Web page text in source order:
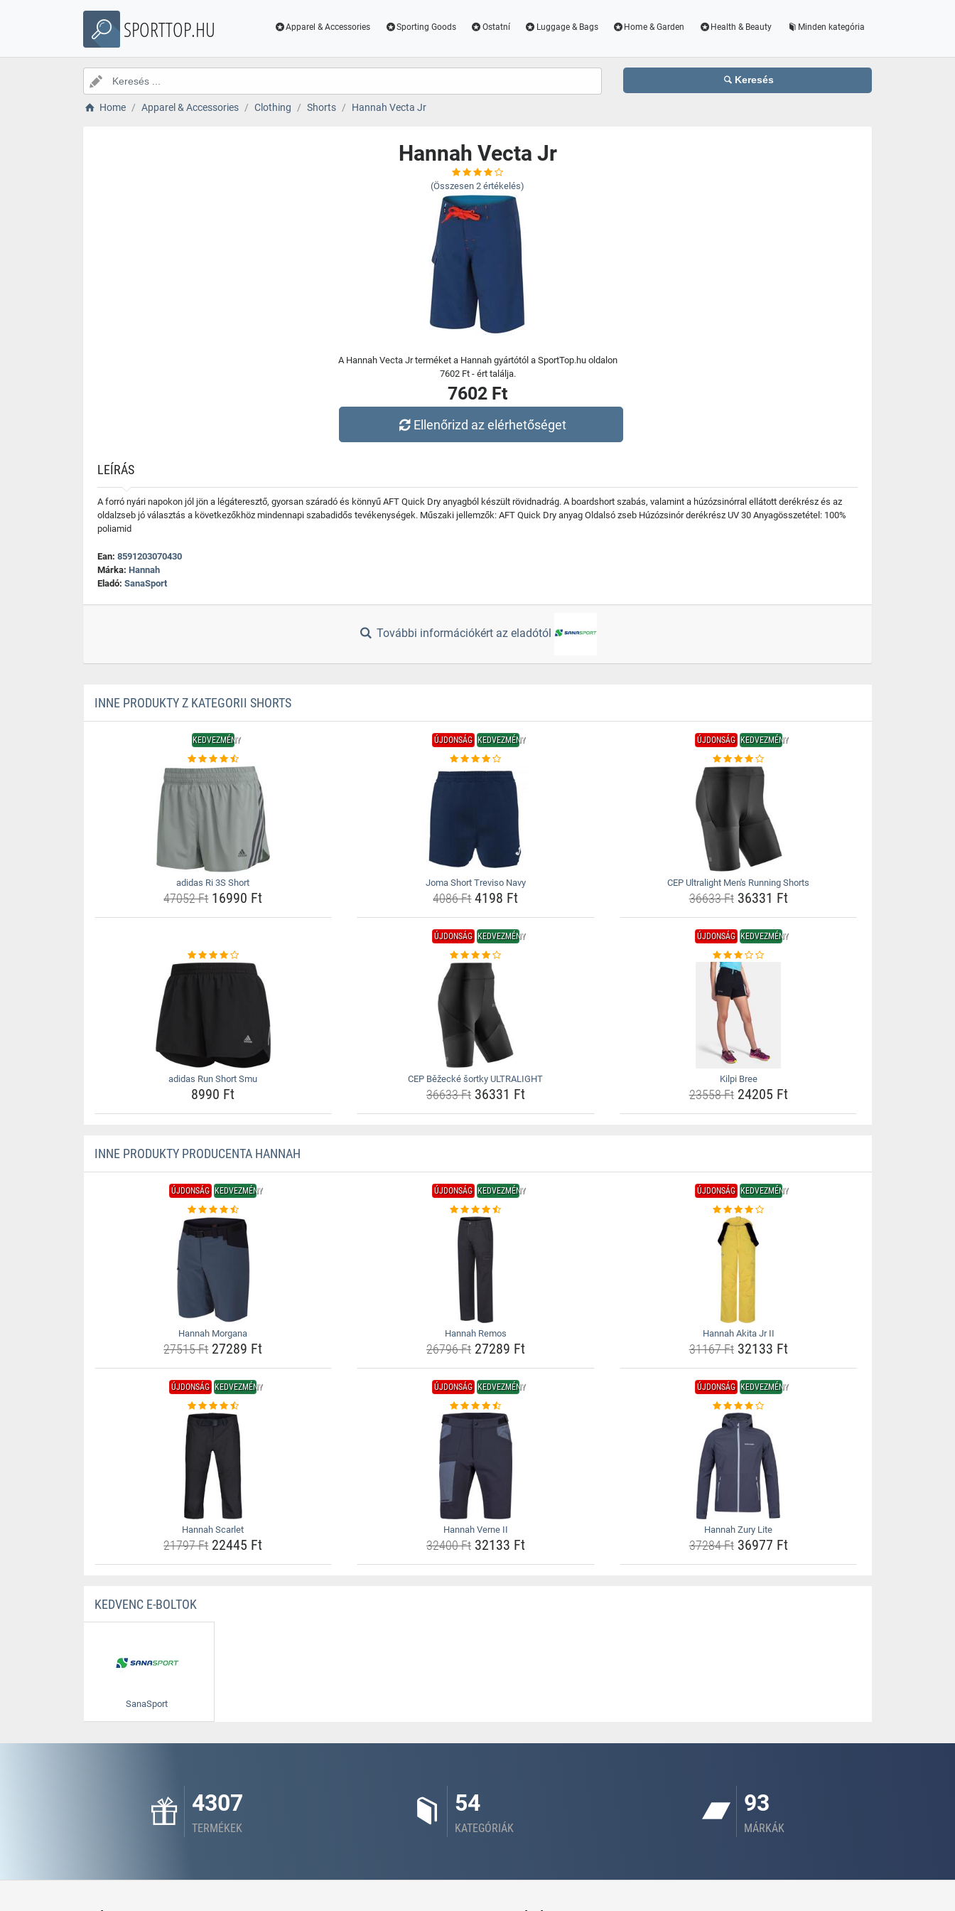
SPORTTOP.HU Apparel & Accessories Sporting Goods Ostatní Luggage & Bags Home & Garden Health & Beauty Minden kategória
Keresés
Home Apparel & Accessories Clothing Shorts Hannah Vecta Jr
Hannah Vecta Jr
(Összesen 2 értékelés)
A Hannah Vecta Jr terméket a Hannah gyártótól a SportTop.hu oldalon
7602 Ft - ért találja.
7602 Ft
Ellenőrizd az elérhetőséget
LEÍRÁS
A forró nyári napokon jól jön a légáteresztő, gyorsan száradó és könnyű AFT Quick Dry anyagból készült rövidnadrág. A boardshort szabás, valamint a húzózsinórral ellátott derékrész és az
oldalzseb jó választás a következőkhöz mindennapi szabadidős tevékenységek. Műszaki jellemzők: AFT Quick Dry anyag Oldalsó zseb Húzózsinór derékrész UV 30 Anyagösszetétel: 100%
poliamid
Ean: 8591203070430
Márka: Hannah
Eladó: SanaSport
További információkért az eladótól
INNE PRODUKTY Z KATEGORII SHORTS
KEDVEZMÉNY
adidas Ri 3S Short
47052 Ft16990 Ft
ÚJDONSÁG KEDVEZMÉNY
Joma Short Treviso Navy
4086 Ft4198 Ft
ÚJDONSÁG KEDVEZMÉNY
CEP Ultralight Men's Running Shorts
36633 Ft36331 Ft
adidas Run Short Smu
8990 Ft
ÚJDONSÁG KEDVEZMÉNY
CEP Běžecké šortky ULTRALIGHT
36633 Ft36331 Ft
ÚJDONSÁG KEDVEZMÉNY
Kilpi Bree
23558 Ft24205 Ft
INNE PRODUKTY PRODUCENTA HANNAH
ÚJDONSÁG KEDVEZMÉNY
Hannah Morgana
27515 Ft27289 Ft
ÚJDONSÁG KEDVEZMÉNY
Hannah Remos
26796 Ft27289 Ft
ÚJDONSÁG KEDVEZMÉNY
Hannah Akita Jr II
31167 Ft32133 Ft
ÚJDONSÁG KEDVEZMÉNY
Hannah Scarlet
21797 Ft22445 Ft
ÚJDONSÁG KEDVEZMÉNY
Hannah Verne II
32400 Ft32133 Ft
ÚJDONSÁG KEDVEZMÉNY
Hannah Zury Lite
37284 Ft36977 Ft
KEDVENC E-BOLTOK
SanaSport
4307
TERMÉKEK
54
KATEGÓRIÁK
93
MÁRKÁK